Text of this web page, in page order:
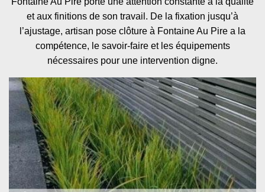
et aux finitions de son travail. De la fixation jusqu’à
l’ajustage, artisan pose clôture à Fontaine Au Pire a la
compétence, le savoir-faire et les équipements
nécessaires pour une intervention digne.